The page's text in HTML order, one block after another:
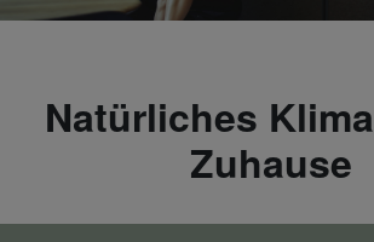
Natürliches
Zuhause